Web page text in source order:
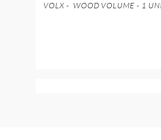
VOLX - WOOD VOLUME - 1